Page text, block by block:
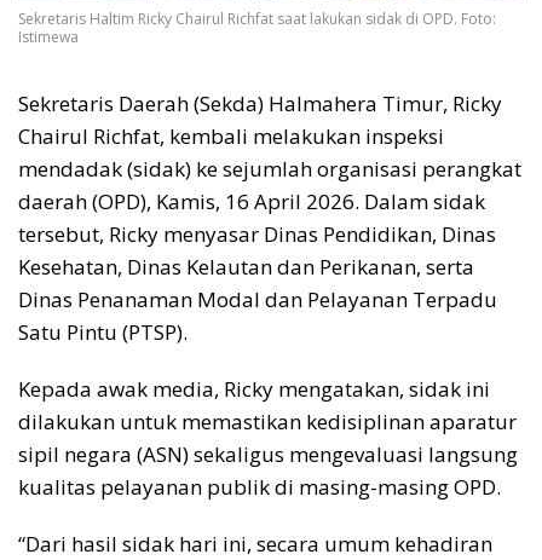
Sekretaris Haltim Ricky Chairul Richfat saat lakukan sidak di OPD. Foto:
Istimewa
Sekretaris Daerah (Sekda) Halmahera Timur, Ricky
Chairul Richfat, kembali melakukan inspeksi
mendadak (sidak) ke sejumlah organisasi perangkat
daerah (OPD), Kamis, 16 April 2026. Dalam sidak
tersebut, Ricky menyasar Dinas Pendidikan, Dinas
Kesehatan, Dinas Kelautan dan Perikanan, serta
Dinas Penanaman Modal dan Pelayanan Terpadu
Satu Pintu (PTSP).
Kepada awak media, Ricky mengatakan, sidak ini
dilakukan untuk memastikan kedisiplinan aparatur
sipil negara (ASN) sekaligus mengevaluasi langsung
kualitas pelayanan publik di masing-masing OPD.
“Dari hasil sidak hari ini, secara umum kehadiran